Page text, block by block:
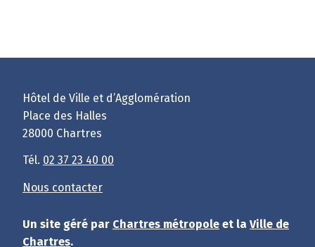
Hôtel de Ville et d’Agglomération
Place des Halles
28000 Chartres
Tél. 02 37 23 40 00
Nous contacter
Un site géré par Chartres métropole et la Ville de
Chartres.